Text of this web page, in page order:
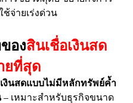
จ่ายเร่งด่วน
องสินเชื่อเงินสด
ยที่สุด
งินสดแบบไม่มีหลักทรัพย์ค้ำ
– เหมาะสำหรับธุรกิจขนาด